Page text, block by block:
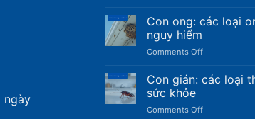
ngày
muỗi:
vòng
các
muỗi
Con ong: các loại
nguy hiểm
Comments Offon
ong:
các
ong
Con gián: các loại
sức khỏe
Comments Offon